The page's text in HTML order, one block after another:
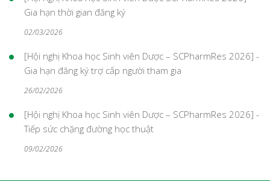
Gia hạn thời gian đăng ký
02/03/2026
[Hội nghị Khoa học Sinh viên Dược – SCPharmRes 2026] -
Gia hạn đăng ký trợ cấp người tham gia
26/02/2026
[Hội nghị Khoa học Sinh viên Dược – SCPharmRes 2026] -
Tiếp sức chặng đường học thuật
09/02/2026